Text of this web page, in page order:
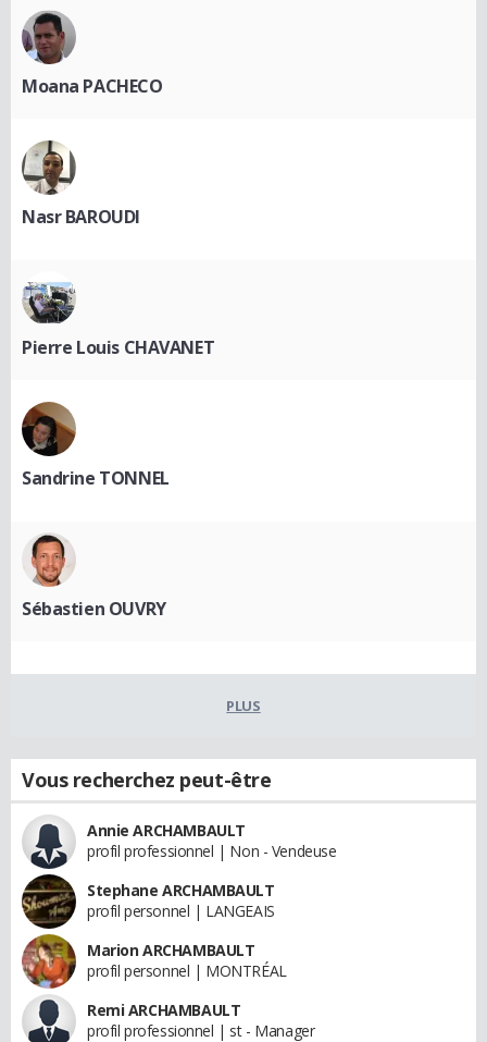
Moana PACHECO
Nasr BAROUDI
Pierre Louis CHAVANET
Sandrine TONNEL
Sébastien OUVRY
PLUS
Vous recherchez peut-être
Annie ARCHAMBAULT
profil professionnel | Non - Vendeuse
Stephane ARCHAMBAULT
profil personnel | LANGEAIS
Marion ARCHAMBAULT
profil personnel | MONTRÉAL
Remi ARCHAMBAULT
profil professionnel | st - Manager